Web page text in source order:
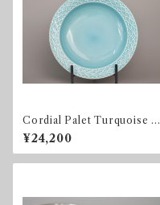
Cordial Palet Turquoise So
up Bowl
¥24,200